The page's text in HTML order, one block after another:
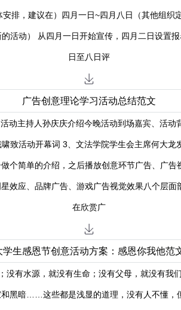
排，建议在）四月一日~四月八日（其他组织
活动） 从四月一日开始宣传，四月二日设置
日至八日评
广告创意理论学习活动总结范文
动主持人孙庆庆介绍今晚活动到场嘉宾、活动
致活动开幕词 3、文法学院学生会主席何大龙
个简单的介绍，之后播放创意环节广告、广告
效应、品牌广告、游戏广告视觉效果八个层面
在欣赏广
学生感恩节创意活动方案：感恩你我他范
没有水源，就没有生命；没有父母，就没有我
黑暗……这些都是浅显的道理，没有人不懂，